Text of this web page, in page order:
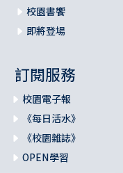
校園書饗
即將登場
訂閱服務
校園電子報
《每日活水》
《校園雜誌》
OPEN學習